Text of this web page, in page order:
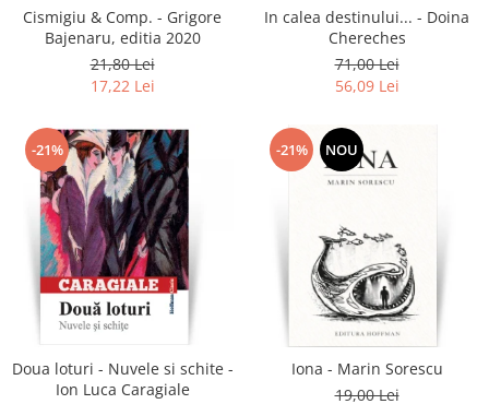
Cismigiu & Comp. - Grigore
Bajenaru, editia 2020
21,80 Lei
17,22 Lei
In calea destinului... - Doina
Chereches
71,00 Lei
56,09 Lei
-21%
Doua loturi - Nuvele si schite -
Ion Luca Caragiale
-21% NOU
Iona - Marin Sorescu
19,00 Lei